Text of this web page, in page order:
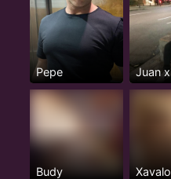
Pepe Juan
Budy